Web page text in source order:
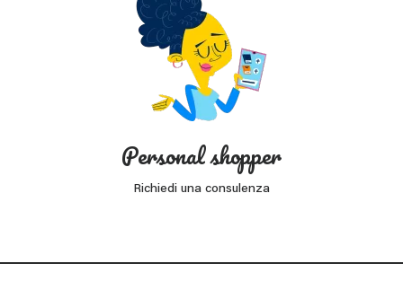
Personal shopper
Richiedi una consulenza